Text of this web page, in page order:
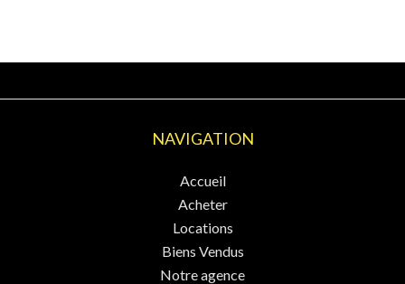
NAVIGATION
Accueil
Acheter
Locations
Biens Vendus
Notre agence